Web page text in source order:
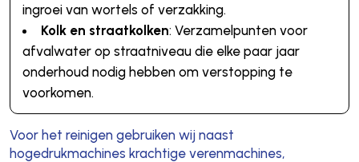
ingroei van wortels of verzakking.
Kolk en straatkolken: Verzamelpunten voor
afvalwater op straatniveau die elke paar jaar
onderhoud nodig hebben om verstopping te
voorkomen.
Voor het reinigen gebruiken wij naast
hogedrukmachines krachtige verenmachines,